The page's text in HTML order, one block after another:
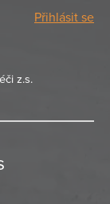
Přihlásit se
z.s.